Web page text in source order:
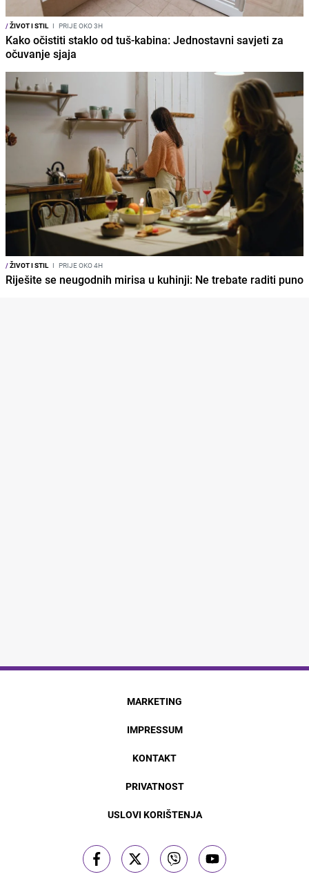
/ŽIVOT I STIL I PRIJE OKO 3H
Kako očistiti staklo od tuš-kabina: Jednostavni savjeti za
očuvanje sjaja
/ŽIVOT I STIL I PRIJE OKO 4H
Riješite se neugodnih mirisa u kuhinji: Ne trebate raditi puno
MARKETING
IMPRESSUM
KONTAKT
PRIVATNOST
USLOVI KORIŠTENJA